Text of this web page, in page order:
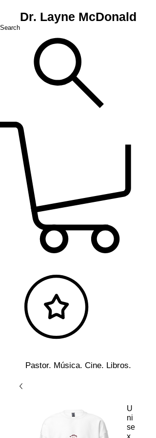
Dr. Layne McDonald
Search
Pastor. Música. Cine. Libros.
U
ni
se
x